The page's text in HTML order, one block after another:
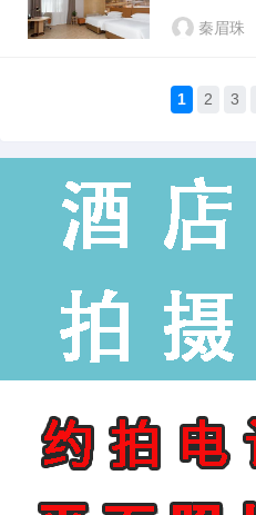
秦眉珠
1 2 3